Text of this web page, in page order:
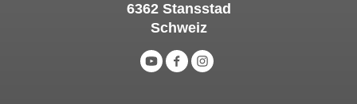
6362 Stansstad
Schweiz